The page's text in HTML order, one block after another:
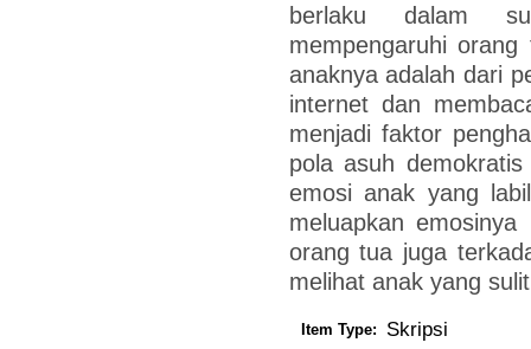
berlaku dalam
mempengaruhi
anaknya adalah dari
internet dan
menjadi faktor
pola asuh
emosi anak yang
meluapkan
orang tua juga
melihat anak yang
Item Type: Skripsi